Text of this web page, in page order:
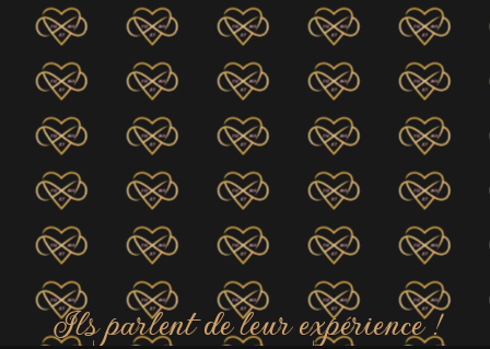
Ils parlent de leur expérience !